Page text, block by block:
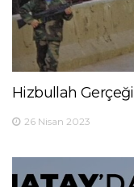
Hizbullah
26 Nisan 2023